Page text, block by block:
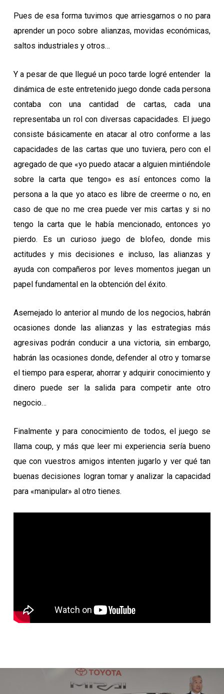
Pues de esa forma tuvimos que arriesgarnos o no para
aprender un poco sobre alianzas, movidas económicas,
saltos industriales y otros…
Y a pesar de que llegué un poco tarde logré entender la
dinámica de este entretenido juego donde cada persona
contaba con una cantidad de cartas, cada una
representaba un rol con diversas capacidades. El juego
consiste básicamente en atacar al otro conforme a las
capacidades de las cartas que uno tuviera, pero con el
agregado de que «yo puedo atacar a alguien mintiéndole
sobre la carta que tengo» es así entonces como la
persona a la que yo ataco es libre de creerme o no, en
caso de que no me crea puede ver mis cartas y si no
tengo la carta que le había mencionado, entonces yo
pierdo. Es un curioso juego de blofeo, donde mis
actitudes y mis decisiones e incluso, las alianzas y
ayuda con compañeros por leves momentos juegan un
papel fundamental en la obtención del éxito.
Asemejado lo anterior al mundo de los negocios, habrán
ocasiones donde las alianzas y las estrategias más
agresivas podrán conducir a una victoria, sin embargo,
habrán las ocasiones donde, defender al otro y tomarse
el tiempo para esperar, ahorrar y adquirir conocimiento y
dinero puede ser la salida para competir ante otro
negocio…
Finalmente y para conocimiento de todos, el juego se
llama coup, y más que leer mi experiencia sería bueno
que con vuestros amigos intenten jugarlo y ver qué tan
buenas decisiones logran tomar y analizar la capacidad
para «manipular» al otro tienes.